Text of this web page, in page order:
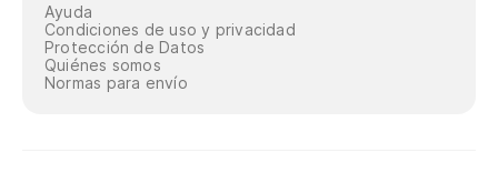
Ayuda
Condiciones de uso y privacidad
Protección de Datos
Quiénes somos
Normas para envío